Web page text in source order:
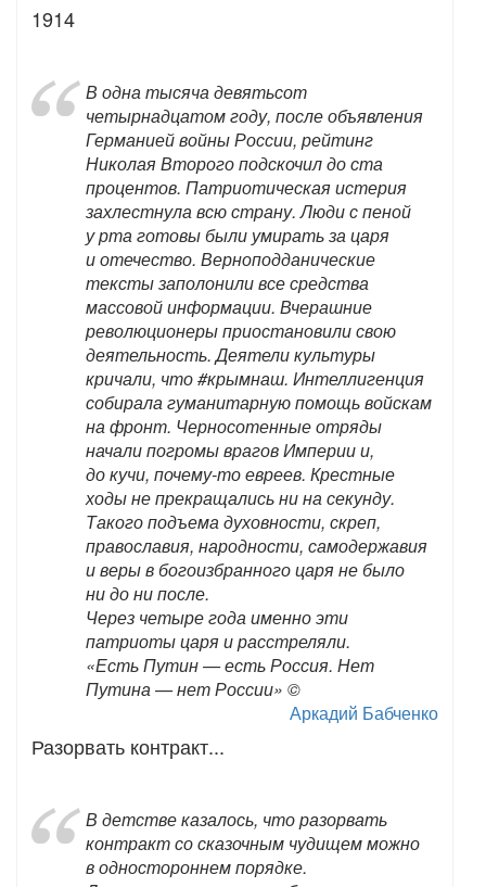
1914
В одна тысяча девятьсот
четырнадцатом году, после объявления
Германией войны России, рейтинг
Николая Второго подскочил до ста
процентов. Патриотическая истерия
захлестнула всю страну. Люди с пеной
у рта готовы были умирать за царя
и отечество. Верноподданические
тексты заполонили все средства
массовой информации. Вчерашние
революционеры приостановили свою
деятельность. Деятели культуры
кричали, что ‪#‎крымнаш‬. Интеллигенция
собирала гуманитарную помощь войскам
на фронт. Черносотенные отряды
начали погромы врагов Империи и,
до кучи, почему-то евреев. Крестные
ходы не прекращались ни на секунду.
Такого подъема духовности, скреп,
православия, народности, самодержавия
и веры в богоизбранного царя не было
ни до ни после.
Через четыре года именно эти
патриоты царя и расстреляли.
«Есть Путин — есть Россия. Нет
Путина — нет России» ©
Аркадий Бабченко
Разорвать контракт...
В детстве казалось, что разорвать
контракт со сказочным чудищем можно
в одностороннем порядке.